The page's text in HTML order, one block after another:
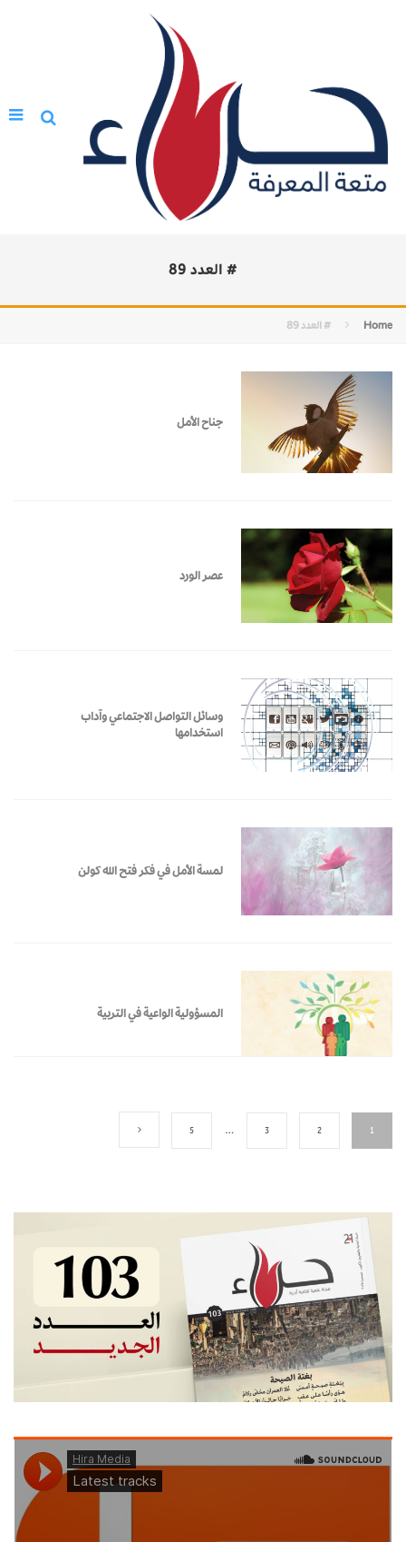
# العدد 89
Home # العدد 89
جناح الأمل
عصر الورد
وسائل التواصل الاجتماعي وآداب
استخدامها
لمسة الأمل في فكر فتح الله كولن
المسؤولية الواعية في التربية
1
2
3
…
5